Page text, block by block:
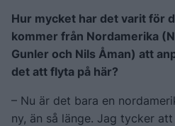
Hur mycket har det varit för
kommer från Nordamerika
Gunler och Nils Åman) att
det att flyta på här?
– Nu är det bara en
ny, än så länge. Jag tycker